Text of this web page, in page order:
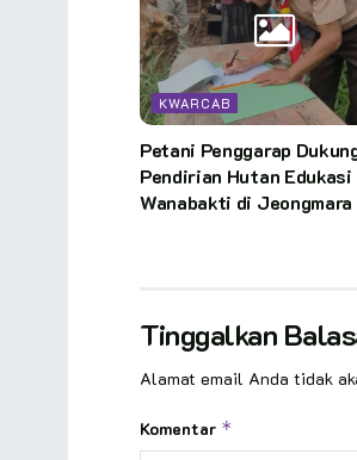
KWARCAB
Petani Penggarap
Pendirian Hutan Edukasi
Wanabakti di Jeongmara
Tinggalkan
Alamat email Anda tidak
Komentar *